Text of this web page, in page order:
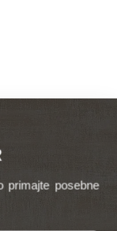
primajte posebne